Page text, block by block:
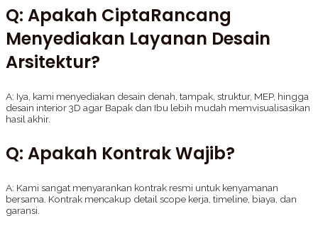
Q: Apakah CiptaRancang
Menyediakan Layanan Desain
Arsitektur?
A: Iya, kami menyediakan desain denah, tampak, struktur, MEP, hingga
desain interior 3D agar Bapak dan Ibu lebih mudah memvisualisasikan
hasil akhir.
Q: Apakah Kontrak Wajib?
A: Kami sangat menyarankan kontrak resmi untuk kenyamanan
bersama. Kontrak mencakup detail scope kerja, timeline, biaya, dan
garansi.